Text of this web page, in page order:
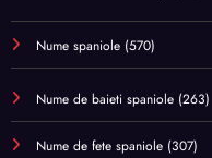
Nume spaniole (570)
Nume de baieti spaniole (263)
Nume de fete spaniole (307)